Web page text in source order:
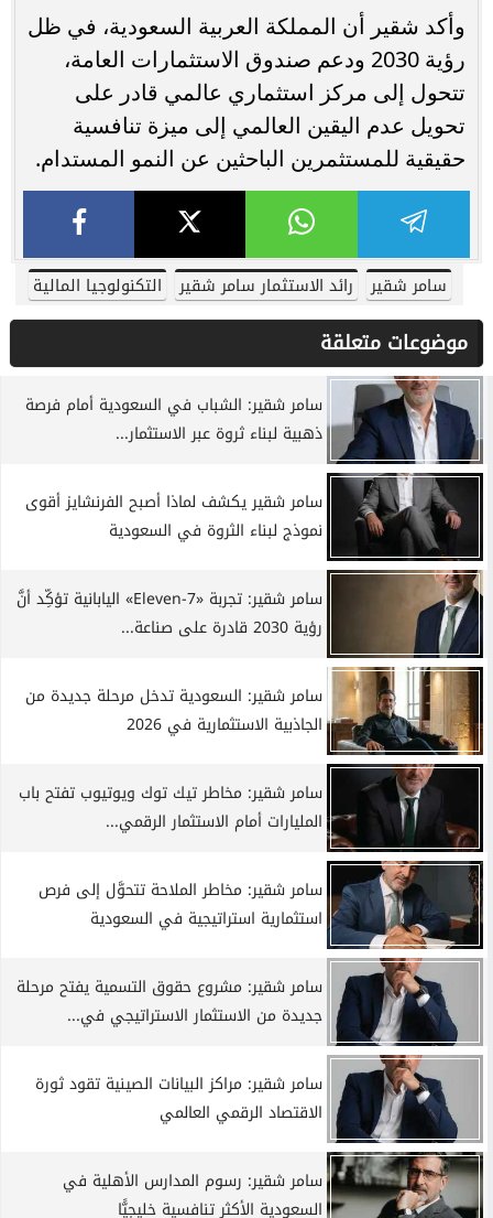
وأكد شقير أن المملكة العربية السعودية، في ظل
رؤية 2030 ودعم صندوق الاستثمارات العامة،
تتحول إلى مركز استثماري عالمي قادر على
تحويل عدم اليقين العالمي إلى ميزة تنافسية
حقيقية للمستثمرين الباحثين عن النمو المستدام.
سامر شقير رائد الاستثمار سامر شقير التكنولوجيا المالية
موضوعات متعلقة
سامر شقير: الشباب في السعودية أمام فرصة
ذهبية لبناء ثروة عبر الاستثمار...
سامر شقير يكشف لماذا أصبح الفرنشايز أقوى
نموذج لبناء الثروة في السعودية
سامر شقير: تجربة «7-Eleven» اليابانية تؤكِّد أنَّ
رؤية 2030 قادرة على صناعة...
سامر شقير: السعودية تدخل مرحلة جديدة من
الجاذبية الاستثمارية في 2026
سامر شقير: مخاطر تيك توك ويوتيوب تفتح باب
المليارات أمام الاستثمار الرقمي...
سامر شقير: مخاطر الملاحة تتحوَّل إلى فرص
استثمارية استراتيجية في السعودية
سامر شقير: مشروع حقوق التسمية يفتح مرحلة
جديدة من الاستثمار الاستراتيجي في...
سامر شقير: مراكز البيانات الصينية تقود ثورة
الاقتصاد الرقمي العالمي
سامر شقير: رسوم المدارس الأهلية في
السعودية الأكثر تنافسية خليجيًّا